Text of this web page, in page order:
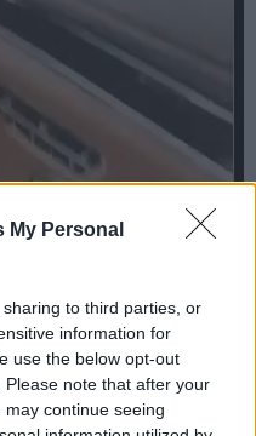
My Personal
to third parties, or
information for
use the below opt-out
note that after your
continue seeing